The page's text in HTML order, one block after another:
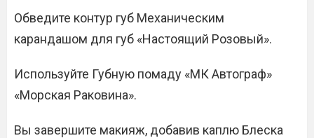
Обведите контур губ Механическим
карандашом для губ «Настоящий Розовый».
Используйте Губную помаду «МК Автограф»
«Морская Раковина».
Вы завершите макияж, добавив каплю Блеска